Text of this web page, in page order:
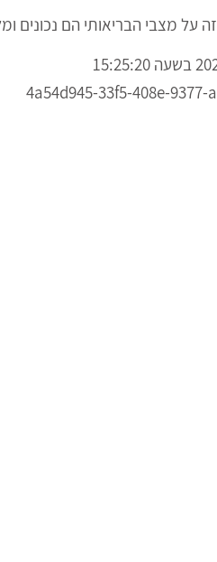
על מצבי הבריאותי הם נכונים
4a54d945-33f5-408e-9377-